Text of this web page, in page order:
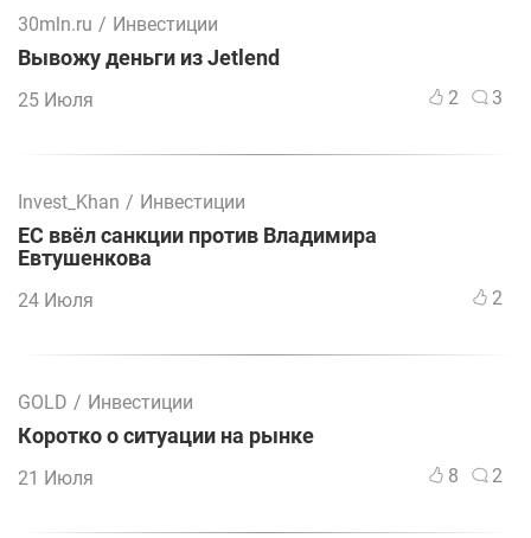
30mln.ru / Инвестиции
Вывожу деньги из Jetlend
25 Июля 2 3
Invest_Khan / Инвестиции
ЕС ввёл санкции против Владимира
Евтушенкова
24 Июля 2
GOLD / Инвестиции
Коротко о ситуации на рынке
21 Июля 8 2